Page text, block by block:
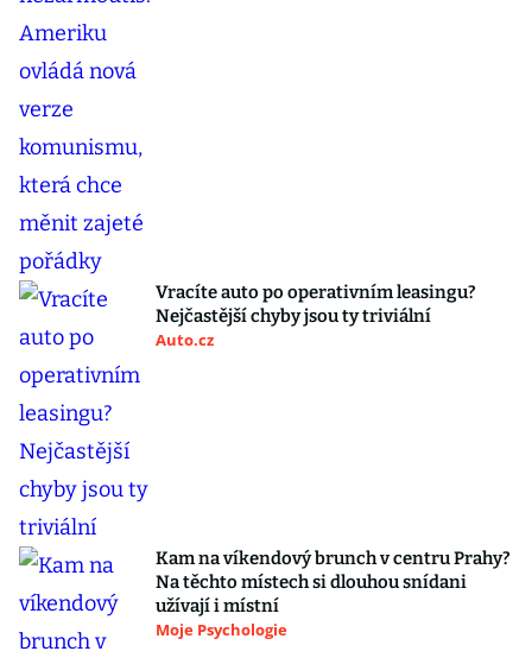
Vracíte auto po operativním leasingu?
Nejčastější chyby jsou ty triviální
Auto.cz
Kam na víkendový brunch v centru Prahy?
Na těchto místech si dlouhou snídani
užívají i místní
Moje Psychologie